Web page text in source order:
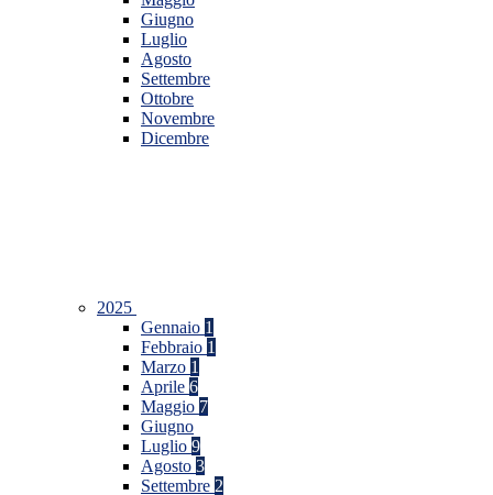
Giugno
Luglio
Agosto
Settembre
Ottobre
Novembre
Dicembre
2025
Gennaio 1
Febbraio 1
Marzo 1
Aprile 6
Maggio 7
Giugno
Luglio 9
Agosto 3
Settembre 2